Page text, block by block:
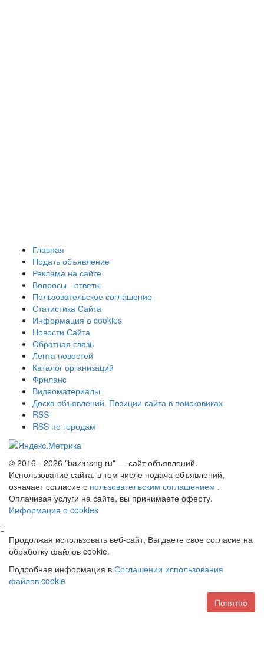
Главная
Подать объявление
Реклама на сайте
Вопросы - ответы
Пользовательское соглашение
Статистика Сайта
Информация о cookies
Новости Сайта
Обратная связь
Лента новостей
Каталог организаций
Фриланс
Видеоматериалы
Доска объявлений. Позиции сайта в поисковиках
RSS
RSS по городам
© 2016 - 2026 "bazarsng.ru" — сайт объявлений.
Использование сайта, в том числе подача объявлений,
означает согласие с пользовательским соглашением .
Оплачивая услуги на сайте, вы принимаете оферту.
Информация о cookies
Продолжая использовать веб-сайт, Вы даете свое согласие на
обработку файлов cookie.
Подробная информация в Соглашении использования
файлов cookie
Понятно